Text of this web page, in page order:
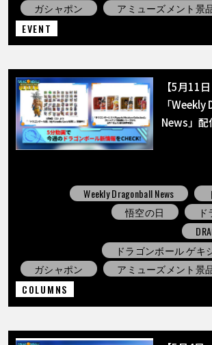
ガシャポン
アミューズメント景
EVENT
【5月11
「
News」配
Weekly Dragonball News
悟空の日
ドラゴンボール ゲキ
ガシャポン
アミューズメント景
COLUMNS